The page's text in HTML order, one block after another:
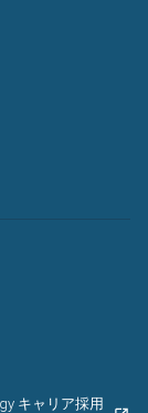
キャリア採用